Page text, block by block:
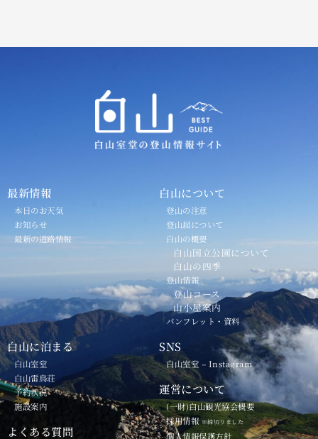
最新情報
本日のお天気
お知らせ
最新の道路情報
白山について
登山の注意
登山届について
白山の概要
白山国立公園について
白山の四季
登山情報
登山コース
山小屋案内
パンフレット・資料
白山に泊まる
白山室堂
白山雷鳥荘
予約状況
施設案内
よくある質問
SNS
白山室堂 – Instagram
運営について
(一財)白山観光協会概要
採用情報 ※締切りました
個人情報保護方針